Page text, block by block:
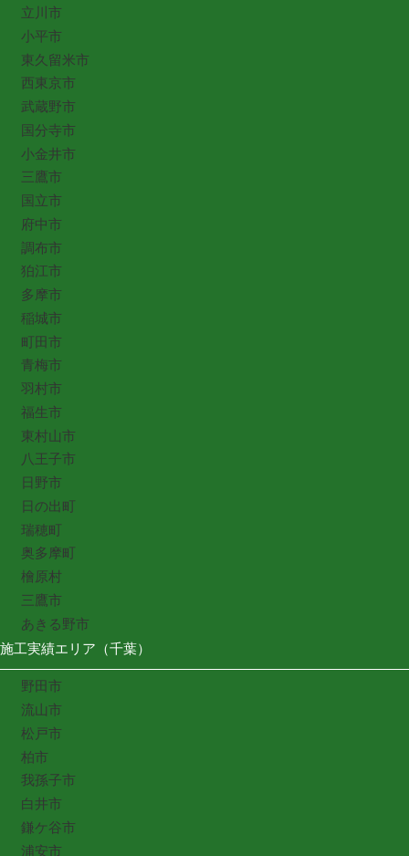
立川市
小平市
東久留米市
西東京市
武蔵野市
国分寺市
小金井市
三鷹市
国立市
府中市
調布市
狛江市
多摩市
稲城市
町田市
青梅市
羽村市
福生市
東村山市
八王子市
日野市
日の出町
瑞穂町
奥多摩町
檜原村
三鷹市
あきる野市
施工実績エリア（千葉）
野田市
流山市
松戸市
柏市
我孫子市
白井市
鎌ケ谷市
浦安市